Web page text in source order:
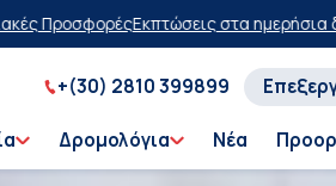
δρομολόγιαΑγοράστε τώρα,
+(30) 2810 399899
Δρομολόγια Νέα